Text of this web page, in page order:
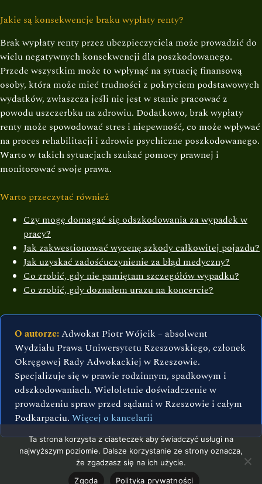
Jakie są konsekwencje braku wypłaty renty?
Brak wypłaty renty przez ubezpieczyciela może prowadzić do
wielu negatywnych konsekwencji dla poszkodowanego.
Przede wszystkim może to wpłynąć na sytuację finansową
osoby, która może mieć trudności z pokryciem podstawowych
wydatków, zwłaszcza jeśli nie jest w stanie pracować z
powodu uszczerbku na zdrowiu. Dodatkowo, brak wypłaty
renty może spowodować stres i niepewność, co może wpływać
na proces rehabilitacji i zdrowie psychiczne poszkodowanego.
Warto w takich sytuacjach szukać pomocy prawnej i
monitorować swoje prawa.
Warto przeczytać również
Czy mogę domagać się odszkodowania za wypadek w
pracy?
Jak zakwestionować wycenę szkody całkowitej pojazdu?
Jak uzyskać zadośćuczynienie za błąd medyczny?
Co zrobić, gdy nie pamiętam szczegółów wypadku?
Co zrobić, gdy doznałem urazu na koncercie?
O autorze:Adwokat Piotr Wójcik – absolwent
Wydziału Prawa Uniwersytetu Rzeszowskiego, członek
Okręgowej Rady Adwokackiej w Rzeszowie.
Specjalizuje się w prawie rodzinnym, spadkowym i
odszkodowaniach. Wieloletnie doświadczenie w
prowadzeniu spraw przed sądami w Rzeszowie i całym
Podkarpaciu. Więcej o kancelarii
Ta strona korzysta z ciasteczek aby świadczyć usługi na
najwyższym poziomie. Dalsze korzystanie ze strony oznacza,
że zgadzasz się na ich użycie.
Zgoda
Polityka prywatności